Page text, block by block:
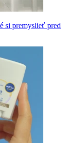
si premyslieť pred